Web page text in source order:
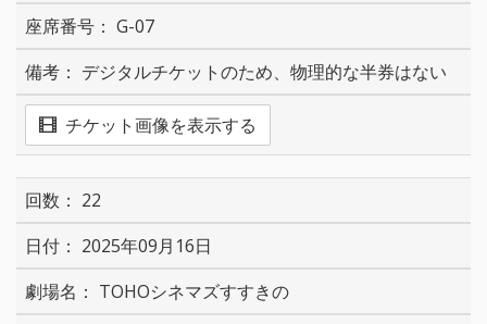
G-07
デジタルチケットのため、物理的な半券はない
チケット画像を表示する
22
2025年09月16日
TOHOシネマズすすきの